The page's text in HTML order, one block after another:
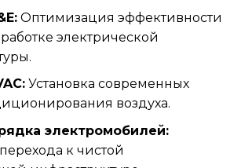
Оптимизация эффективности
электрической
Установка современных
воздуха.
электромобилей:
к чистой